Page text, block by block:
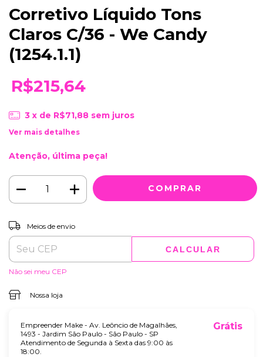
Corretivo Líquido Tons
Claros C/36 - We Candy
(1254.1.1)
R$215,64
3 x de R$71,88 sem juros
Ver mais detalhes
Atenção, última peça!
Entregas para o CEP:
Meios de envio
CALCULAR
Não sei meu CEP
Nossa loja
Empreender Make - Av. Leôncio de Magalhães,
1493 - Jardim São Paulo - São Paulo - SP
Atendimento de Segunda à Sexta das 9:00 às
18:00.
Grátis